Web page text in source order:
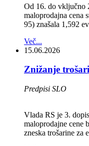
Od 16. do vključno
maloprodajna cena
95) znašala 1,592
Več...
15.06.2026
Znižanje
Predpisi SLO
Vlada RS je 3.
maloprodajne cene
zneska trošarine za